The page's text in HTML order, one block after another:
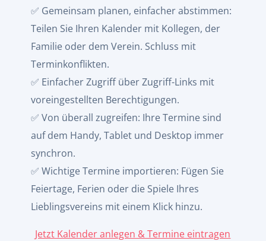
✅ Gemeinsam planen, einfacher abstimmen:
Teilen Sie Ihren Kalender mit Kollegen, der
Familie oder dem Verein. Schluss mit
Terminkonflikten.
✅ Einfacher Zugriff über Zugriff-Links mit
voreingestellten Berechtigungen.
✅ Von überall zugreifen: Ihre Termine sind
auf dem Handy, Tablet und Desktop immer
synchron.
✅ Wichtige Termine importieren: Fügen Sie
Feiertage, Ferien oder die Spiele Ihres
Lieblingsvereins mit einem Klick hinzu.
Jetzt Kalender anlegen & Termine eintragen